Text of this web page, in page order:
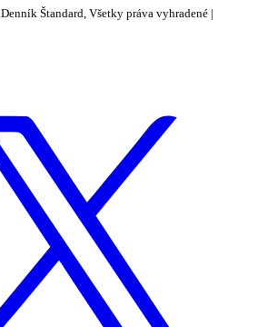
Denník Štandard, Všetky práva vyhradené |